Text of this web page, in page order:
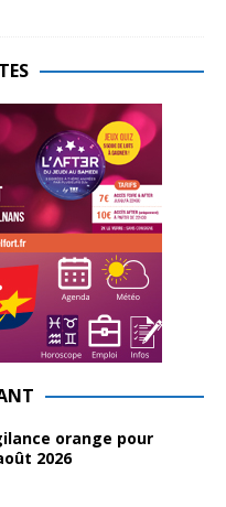
orange pour
2026